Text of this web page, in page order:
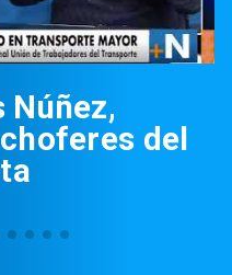
Núñez,
del